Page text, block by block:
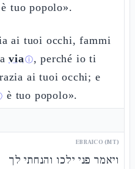
è tuo popolo».
ai tuoi occhi, fammi
viaⓘ, perché io ti
ai tuoi occhi; e
è tuo popolo».
EBRAICO (MT)
ויאמר פני ילכו והנחתי לך